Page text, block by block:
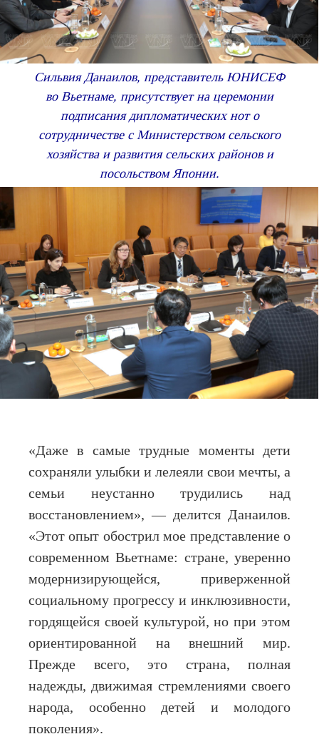
Сильвия Данаилов, представитель ЮНИСЕФ
во Вьетнаме, присутствует на церемонии
подписания дипломатических нот о
сотрудничестве с Министерством сельского
хозяйства и развития сельских районов и
посольством Японии.
«Даже в самые трудные моменты дети
сохраняли улыбки и лелеяли свои мечты, а
семьи неустанно трудились над
восстановлением», — делится Данаилов.
«Этот опыт обострил мое представление о
современном Вьетнаме: стране, уверенно
модернизирующейся, приверженной
социальному прогрессу и инклюзивности,
гордящейся своей культурой, но при этом
ориентированной на внешний мир.
Прежде всего, это страна, полная
надежды, движимая стремлениями своего
народа, особенно детей и молодого
поколения».